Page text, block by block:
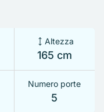
Altezza
165 cm
Numero porte
5